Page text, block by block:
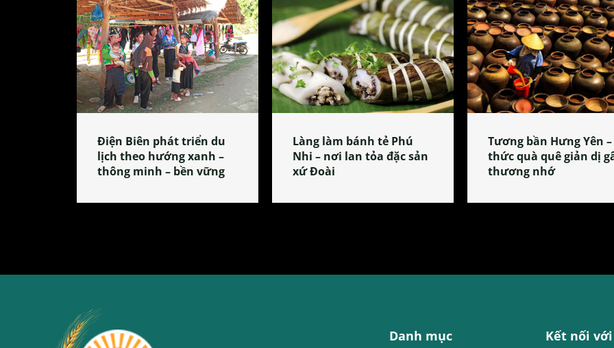
Điện Biên phát triển du
lịch theo hướng xanh –
thông minh – bền vững
Làng làm bánh tẻ Phú
Nhi – nơi lan tỏa đặc sản
xứ Đoài
Tương bần Hưng Yên –
thức quà quê giản dị
thương nhớ
Danh mục Kết nối